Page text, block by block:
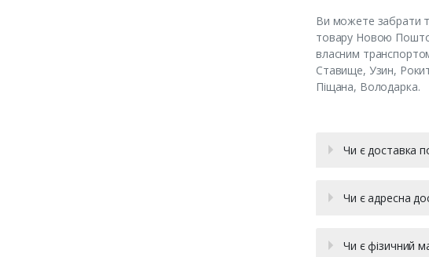
Ви можете забрати
товару Новою
власним
Ставище, Узин,
Піщана, Володарка.
Чи є доставка
Чи є адресна
Чи є фізичний